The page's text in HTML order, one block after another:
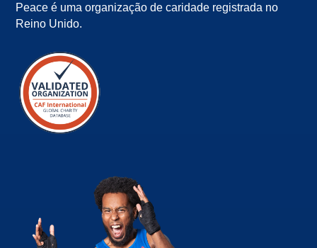
Peace é uma organização de caridade registrada no
Reino Unido.